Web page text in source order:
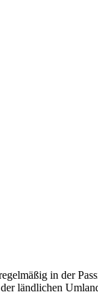
in der
ländlichen